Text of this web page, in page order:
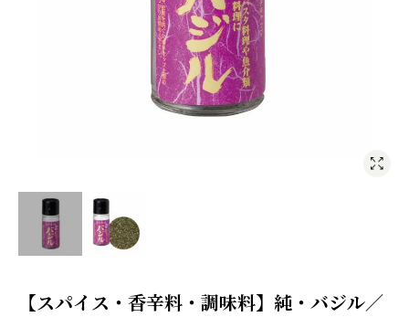
【スパイス・香辛料・調味料】純・バジル／